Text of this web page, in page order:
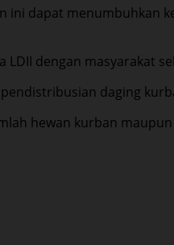
ini dapat menumbuhkan
dengan masyarakat
daging
hewan kurban